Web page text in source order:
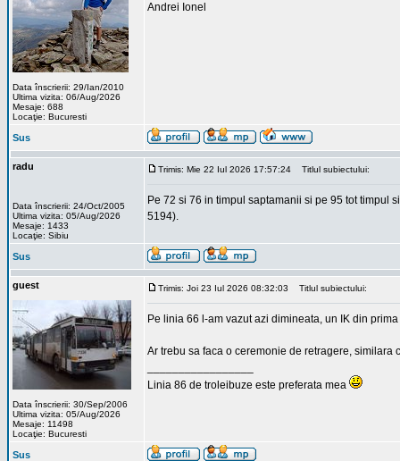
Data înscrierii: 29/Ian/2010
Ultima vizita: 06/Aug/2026
Mesaje: 688
Locaţie: Bucuresti
Andrei Ionel
Sus
radu
Data înscrierii: 24/Oct/2005
Ultima vizita: 05/Aug/2026
Mesaje: 1433
Locaţie: Sibiu
Trimis: Mie 22 Iul 2026 17:57:24 Titlul subiectului:
Pe 72 si 76 in timpul saptamanii si pe 95 tot timpul
5194).
Sus
guest
Data înscrierii: 30/Sep/2006
Ultima vizita: 05/Aug/2026
Mesaje: 11498
Locaţie: Bucuresti
Trimis: Joi 23 Iul 2026 08:32:03 Titlul subiectului:
Pe linia 66 l-am vazut azi dimineata, un IK din
Ar trebu sa faca o ceremonie de retragere, similara
Linia 86 de troleibuze este preferata mea
Sus